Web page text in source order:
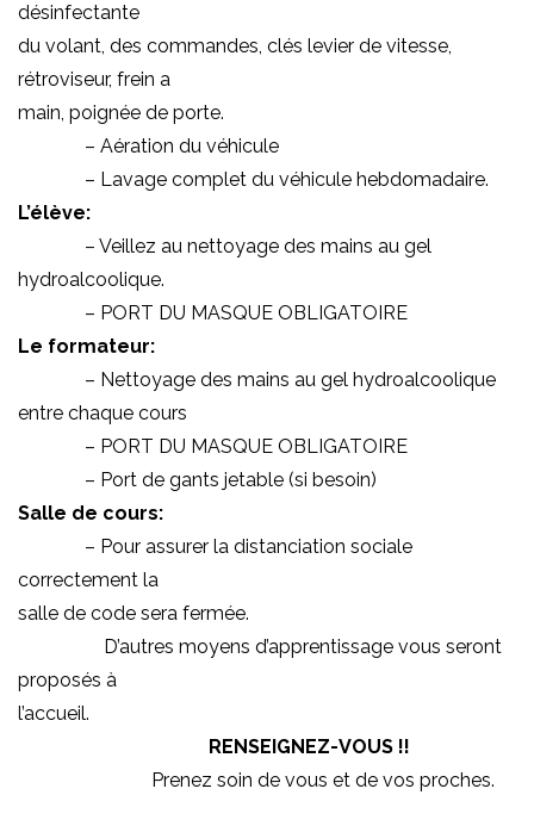
désinfectante
du volant, des commandes, clés levier de vitesse,
rétroviseur, frein a
main, poignée de porte.
– Aération du véhicule
– Lavage complet du véhicule hebdomadaire.
L’élève:
– Veillez au nettoyage des mains au gel
hydroalcoolique.
– PORT DU MASQUE OBLIGATOIRE
Le formateur:
– Nettoyage des mains au gel hydroalcoolique
entre chaque cours
– PORT DU MASQUE OBLIGATOIRE
– Port de gants jetable (si besoin)
Salle de cours:
– Pour assurer la distanciation sociale
correctement la
salle de code sera fermée.
D’autres moyens d’apprentissage vous seront
proposés à
l’accueil.
RENSEIGNEZ-VOUS !!
Prenez soin de vous et de vos proches.